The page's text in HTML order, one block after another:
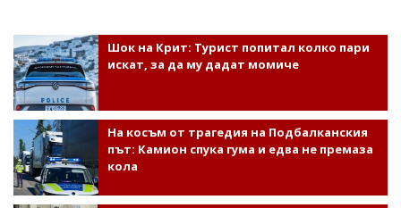
Шок на Крит: Турист попитал колко пари
искат, за да му дадат момиче
На косъм от трагедия на Подбалканския
път: Камион спука гума и едва не премаза
кола